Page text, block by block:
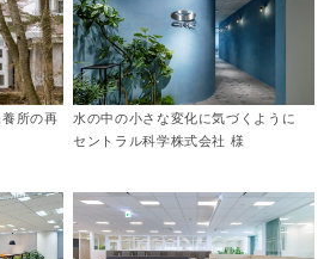
所の再
水の中の小さな変化に気づくように
セントラル科学株式会社 様